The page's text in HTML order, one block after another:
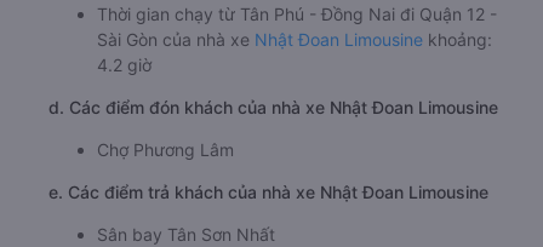
Thời gian chạy từ Tân Phú - Đồng Nai đi Quận 12 -
Sài Gòn của nhà xe Nhật Đoan Limousine khoảng:
4.2 giờ
d. Các điểm đón khách của nhà xe Nhật Đoan Limousine
Chợ Phương Lâm
e. Các điểm trả khách của nhà xe Nhật Đoan Limousine
Sân bay Tân Sơn Nhất